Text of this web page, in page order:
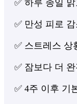
✅ 하루 종일
✅ 만성 피로
✅ 스트레스 상
✅ 잠보다 더
✅ 4주 이후 기